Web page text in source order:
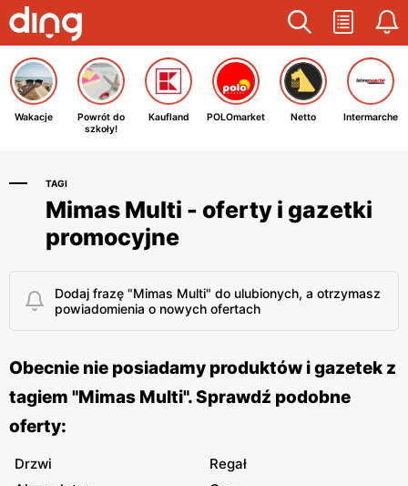
Wakacje
Powrót do
szkoły!
Kaufland POLOmarket Netto Intermarche
TAGI
Mimas Multi - oferty i gazetki
promocyjne
Dodaj frazę "Mimas Multi" do ulubionych, a otrzymasz
powiadomienia o nowych ofertach
Obecnie nie posiadamy produktów i gazetek z
tagiem "Mimas Multi". Sprawdź podobne
oferty:
Drzwi
Regał